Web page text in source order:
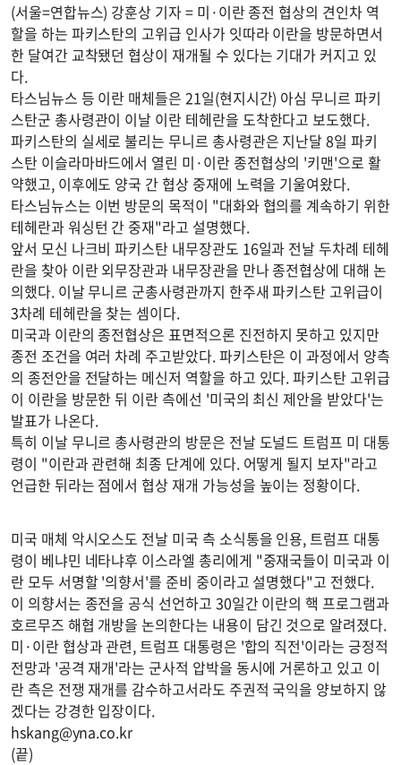
(서울=연합뉴스) 강훈상 기자 = 미·이란 종전 협상의 견인차 역
할을 하는 파키스탄의 고위급 인사가 잇따라 이란을 방문하면서
한 달여간 교착됐던 협상이 재개될 수 있다는 기대가 커지고 있
다.
타스님뉴스 등 이란 매체들은 21일(현지시간) 아심 무니르 파키
스탄군 총사령관이 이날 이란 테헤란을 도착한다고 보도했다.
파키스탄의 실세로 불리는 무니르 총사령관은 지난달 8일 파키
스탄 이슬라마바드에서 열린 미·이란 종전협상의 '키맨'으로 활
약했고, 이후에도 양국 간 협상 중재에 노력을 기울여왔다.
타스님뉴스는 이번 방문의 목적이 "대화와 협의를 계속하기 위한
테헤란과 워싱턴 간 중재"라고 설명했다.
앞서 모신 나크비 파키스탄 내무장관도 16일과 전날 두차례 테헤
란을 찾아 이란 외무장관과 내무장관을 만나 종전협상에 대해 논
의했다. 이날 무니르 군총사령관까지 한주새 파키스탄 고위급이
3차례 테헤란을 찾는 셈이다.
미국과 이란의 종전협상은 표면적으론 진전하지 못하고 있지만
종전 조건을 여러 차례 주고받았다. 파키스탄은 이 과정에서 양측
의 종전안을 전달하는 메신저 역할을 하고 있다. 파키스탄 고위급
이 이란을 방문한 뒤 이란 측에선 '미국의 최신 제안을 받았다'는
발표가 나온다.
특히 이날 무니르 총사령관의 방문은 전날 도널드 트럼프 미 대통
령이 "이란과 관련해 최종 단계에 있다. 어떻게 될지 보자"라고
언급한 뒤라는 점에서 협상 재개 가능성을 높이는 정황이다.
미국 매체 악시오스도 전날 미국 측 소식통을 인용, 트럼프 대통
령이 베냐민 네타냐후 이스라엘 총리에게 "중재국들이 미국과 이
란 모두 서명할 '의향서'를 준비 중이라고 설명했다"고 전했다.
이 의향서는 종전을 공식 선언하고 30일간 이란의 핵 프로그램과
호르무즈 해협 개방을 논의한다는 내용이 담긴 것으로 알려졌다.
미·이란 협상과 관련, 트럼프 대통령은 '합의 직전'이라는 긍정적
전망과 '공격 재개'라는 군사적 압박을 동시에 거론하고 있고 이
란 측은 전쟁 재개를 감수하고서라도 주권적 국익을 양보하지 않
겠다는 강경한 입장이다.
hskang@yna.co.kr
(끝)